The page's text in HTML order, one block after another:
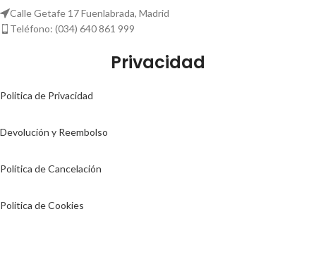
Calle Getafe 17 Fuenlabrada, Madrid
Teléfono: (034) 640 861 999
Privacidad
Politica de Privacidad
Devolución y Reembolso
Política de Cancelación
Politica de Cookies